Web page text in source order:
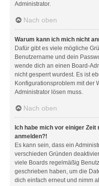
Administrator.
Nach oben
Warum kann ich mich nicht
Dafür gibt es viele mögliche
Benutzername und dein
wende dich an einen Board-
nicht gesperrt wurdest. Es ist
Konfigurationsproblem mit der
Administrator lösen muss.
Nach oben
Ich habe mich vor einiger
anmelden?!
Es kann sein, dass ein
verschieden Gründen
viele Boards regelmäßig
geschrieben haben, um die
dich einfach erneut und nimm